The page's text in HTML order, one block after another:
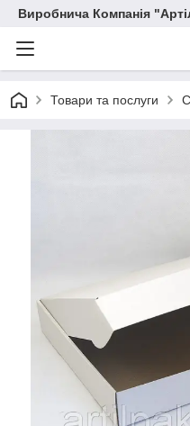
Виробнича Компанія
Товари та послуги